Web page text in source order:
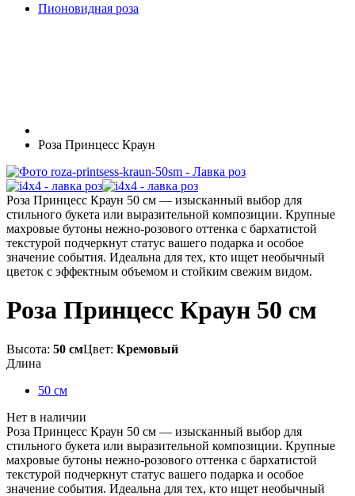
Пионовидная роза
Роза Принцесс Краун
Роза Принцесс Краун 50 см — изысканный выбор для
стильного букета или выразительной композиции. Крупные
махровые бутоны нежно-розового оттенка с бархатистой
текстурой подчеркнут статус вашего подарка и особое
значение события. Идеальна для тех, кто ищет необычный
цветок с эффектным объемом и стойким свежим видом.
Роза Принцесс Краун 50 см
Высота: 50 смЦвет: Кремовый
Длина
50 см
Нет в наличии
Роза Принцесс Краун 50 см — изысканный выбор для
стильного букета или выразительной композиции. Крупные
махровые бутоны нежно-розового оттенка с бархатистой
текстурой подчеркнут статус вашего подарка и особое
значение события. Идеальна для тех, кто ищет необычный